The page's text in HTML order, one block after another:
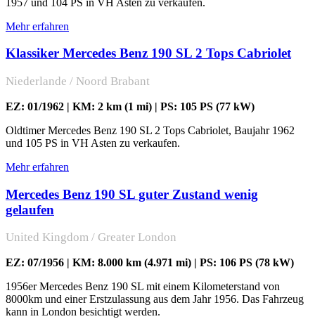
Mehr erfahren
Klassiker Mercedes Benz 190 SL 2 Tops Cabriolet
Niederlande / Noord Brabant
EZ: 01/1962 | KM: 2 km (1 mi) | PS: 105 PS (77 kW)
Oldtimer Mercedes Benz 190 SL 2 Tops Cabriolet, Baujahr 1962
und 105 PS in VH Asten zu verkaufen.
Mehr erfahren
Mercedes Benz 190 SL guter Zustand wenig
gelaufen
United Kingdom / Greater London
EZ: 07/1956 | KM: 8.000 km (4.971 mi) | PS: 106 PS (78 kW)
1956er Mercedes Benz 190 SL mit einem Kilometerstand von
8000km und einer Erstzulassung aus dem Jahr 1956. Das Fahrzeug
kann in London besichtigt werden.